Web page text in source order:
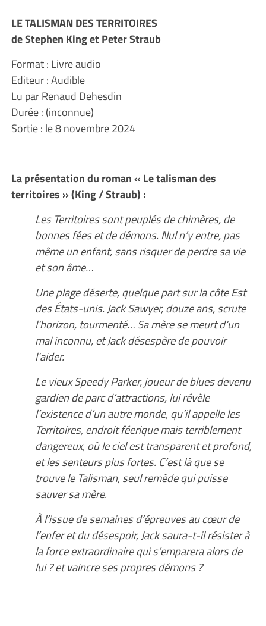
LE TALISMAN DES TERRITOIRES
de Stephen King et Peter Straub
Format : Livre audio
Editeur : Audible
Lu par Renaud Dehesdin
Durée : (inconnue)
Sortie : le 8 novembre 2024
La présentation du roman « Le talisman des
territoires » (King / Straub) :
Les Territoires sont peuplés de chimères, de
bonnes fées et de démons. Nul n’y entre, pas
même un enfant, sans risquer de perdre sa vie
et son âme…
Une plage déserte, quelque part sur la côte Est
des États-unis. Jack Sawyer, douze ans, scrute
l’horizon, tourmenté… Sa mère se meurt d’un
mal inconnu, et Jack désespère de pouvoir
l’aider.
Le vieux Speedy Parker, joueur de blues devenu
gardien de parc d’attractions, lui révèle
l’existence d’un autre monde, qu’il appelle les
Territoires, endroit féerique mais terriblement
dangereux, où le ciel est transparent et profond,
et les senteurs plus fortes. C’est là que se
trouve le Talisman, seul remède qui puisse
sauver sa mère.
À l’issue de semaines d’épreuves au cœur de
l’enfer et du désespoir, Jack saura-t-il résister à
la force extraordinaire qui s’emparera alors de
lui ? et vaincre ses propres démons ?